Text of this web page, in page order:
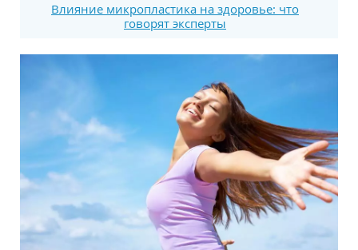
Влияние микропластика на здоровье: что
говорят эксперты